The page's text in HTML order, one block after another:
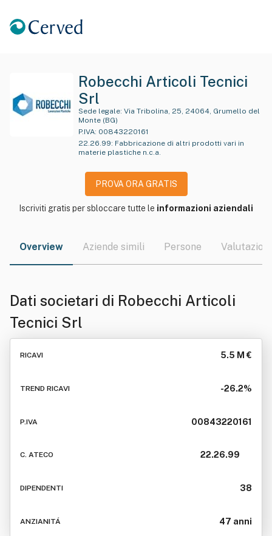
Robecchi Articoli Tecnici
Srl
Sede legale:
Monte (BG)
P.IVA: 00843220161
22.26.99: Fabbricazione di altri prodotti vari in
materie plastiche n.c.a.
PROVA ORA GRATIS
Iscriviti gratis per sbloccare tutte le informazioni aziendali
Overview Aziende simili Persone Valutazioni
Dati societari di Robecchi Articoli
Tecnici Srl
RICAVI 5.5 M €
TREND RICAVI -26.2%
P.IVA 00843220161
C. ATECO 22.26.99
DIPENDENTI 38
ANZIANITÁ 47 anni